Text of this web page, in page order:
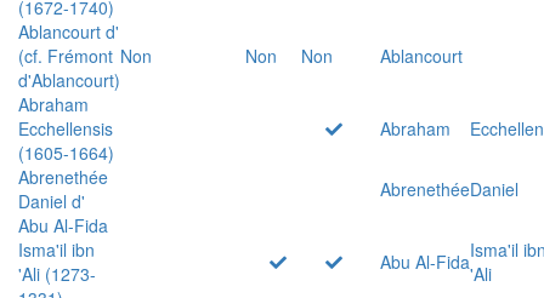
(1672-1740)
Ablancourt d'
(cf. Frémont
d'Ablancourt)
Non Non Non
Ablancourt
Abraham
Ecchellensis
(1605-1664)
Abraham
Abrenethée
Daniel d'
AbrenethéeDaniel
Abu Al-Fida
Isma'il ibn
'Ali (1273-
Abu Al-FidaIsma'il
'Ali